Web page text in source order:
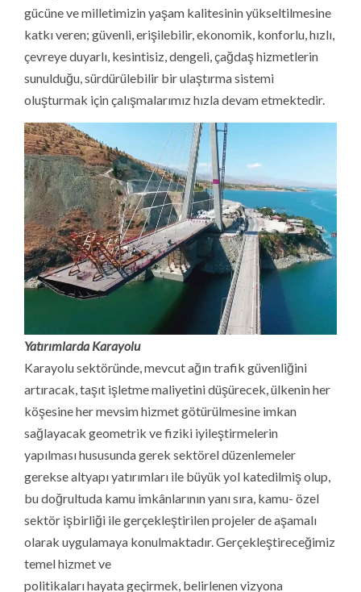
gücüne ve milletimizin yaşam kalitesinin yükseltilmesine
katkı veren; güvenli, erişilebilir, ekonomik, konforlu, hızlı,
çevreye duyarlı, kesintisiz, dengeli, çağdaş hizmetlerin
sunulduğu, sürdürülebilir bir ulaştırma sistemi
oluşturmak için çalışmalarımız hızla devam etmektedir.
Yatırımlarda Karayolu
Karayolu sektöründe, mevcut ağın trafik güvenliğini
artıracak, taşıt işletme maliyetini düşürecek, ülkenin her
köşesine her mevsim hizmet götürülmesine imkan
sağlayacak geometrik ve fiziki iyileştirmelerin
yapılması hususunda gerek sektörel düzenlemeler
gerekse altyapı yatırımları ile büyük yol katedilmiş olup,
bu doğrultuda kamu imkânlarının yanı sıra, kamu- özel
sektör işbirliği ile gerçekleştirilen projeler de aşamalı
olarak uygulamaya konulmaktadır. Gerçekleştireceğimiz
temel hizmet ve
politikaları hayata geçirmek, belirlenen vizyona